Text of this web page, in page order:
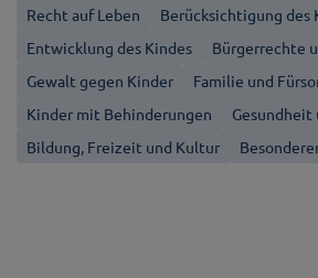
Recht auf Leben
Berücksichtigung des
Entwicklung des Kindes
Bürgerrechte
Gewalt gegen Kinder
Familie und
Kinder mit Behinderungen
Gesundheit
Bildung, Freizeit und Kultur